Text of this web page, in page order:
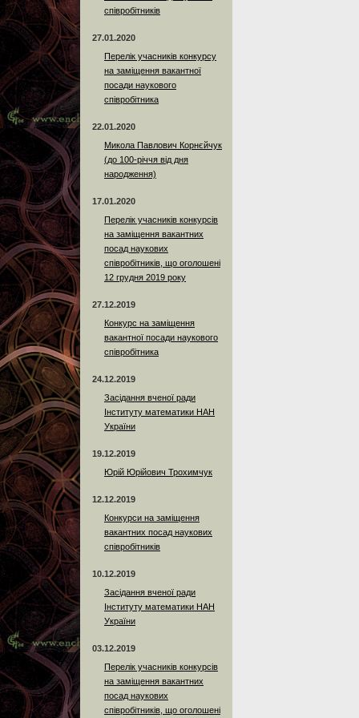
співробітників
27.01.2020
Перелік учасників конкурсу
на заміщення вакантної
посади наукового
співробітника
22.01.2020
Микола Павлович Корнєйчук
(до 100-річчя від дня
народження)
17.01.2020
Перелік учасників конкурсів
на заміщення вакантних
посад наукових
співробітників, що оголошені
12 грудня 2019 року
27.12.2019
Конкурс на заміщення
вакантної посади наукового
співробітника
24.12.2019
Засідання вченої ради
Інституту математики НАН
України
19.12.2019
Юрій Юрійович Трохимчук
12.12.2019
Конкурси на заміщення
вакантних посад наукових
співробітників
10.12.2019
Засідання вченої ради
Інституту математики НАН
України
03.12.2019
Перелік учасників конкурсів
на заміщення вакантних
посад наукових
співробітників, що оголошені